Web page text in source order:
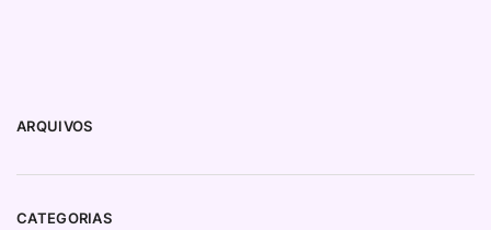
ARQUIVOS
CATEGORIAS